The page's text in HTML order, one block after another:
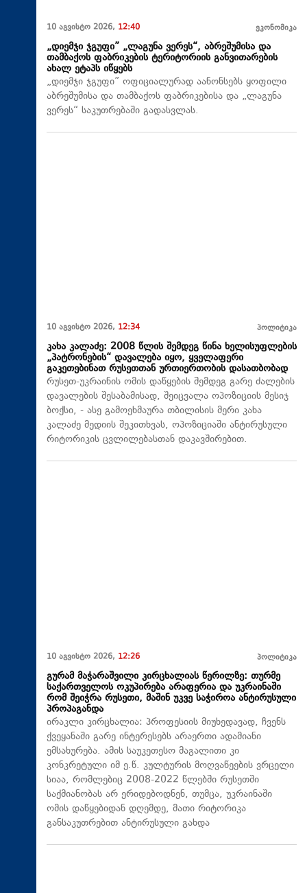
10 აგვისტო 2026, 12:40 ეკონომიკა
„დიემჯი ჯგუფი” „ლაგუნა ვერეს“, აბრეშუმისა და
თამბაქოს ფაბრიკების ტერიტორიის განვითარების
ახალ ეტაპს იწყებს
„დიემჯი ჯგუფი” ოფიციალურად აანონსებს ყოფილი
აბრეშუმისა და თამბაქოს ფაბრიკებისა და „ლაგუნა
ვერეს“ საკუთრებაში გადასვლას.
10 აგვისტო 2026, 12:34 პოლიტიკა
კახა კალაძე: 2008 წლის შემდეგ წინა ხელისუფლების
„პატრონების“ დავალება იყო, ყველაფერი
გაკეთებინათ რუსეთთან ურთიერთობის დასათბობად
რუსეთ-უკრაინის ომის დაწყების შემდეგ გარე ძალების
დავალების შესაბამისად, შეიცვალა ოპოზიციის მესიჯ
ბოქსი, - ასე გამოეხმაურა თბილისის მერი კახა
კალაძე მედიის შეკითხვას, ოპოზიციაში ანტირუსული
რიტორიკის ცვლილებასთან დაკავშირებით.
10 აგვისტო 2026, 12:26 პოლიტიკა
გურამ მაჭარაშვილი კირცხალიას წერილზე: თურმე
საქართველოს ოკუპირება არაფერია და უკრაინაში
რომ შეიჭრა რუსეთი, მაშინ უკვე საჭიროა ანტირუსული
პროპაგანდა
ირაკლი კირცხალია: პროფესიის მიუხედავად, ჩვენს
ქვეყანაში გარე ინტერესებს არაერთი ადამიანი
ემსახურება. ამის საუკეთესო მაგალითი კი
კონკრეტული იმ ე.წ. კულტურის მოღვაწეების ვრცელი
სიაა, რომლებიც 2008-2022 წლებში რუსეთში
საქმიანობას არ ერიდებოდნენ, თუმცა, უკრაინაში
ომის დაწყებიდან დღემდე, მათი რიტორიკა
განსაკუთრებით ანტირუსული გახდა